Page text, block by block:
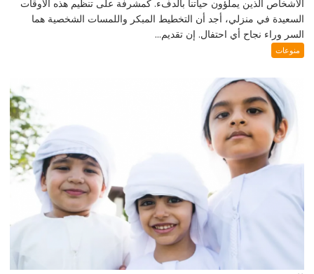
الأشخاص الذين يملؤون حياتنا بالدفء. كمشرفة على تنظيم هذه الأوقات
السعيدة في منزلي، أجد أن التخطيط المبكر واللمسات الشخصية هما
السر وراء نجاح أي احتفال. إن تقديم...
منوعات